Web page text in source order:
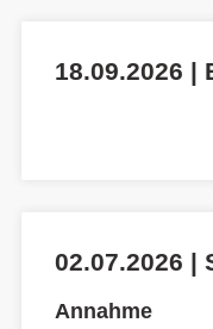
18.09.2026 |
02.07.2026 |
Annahme